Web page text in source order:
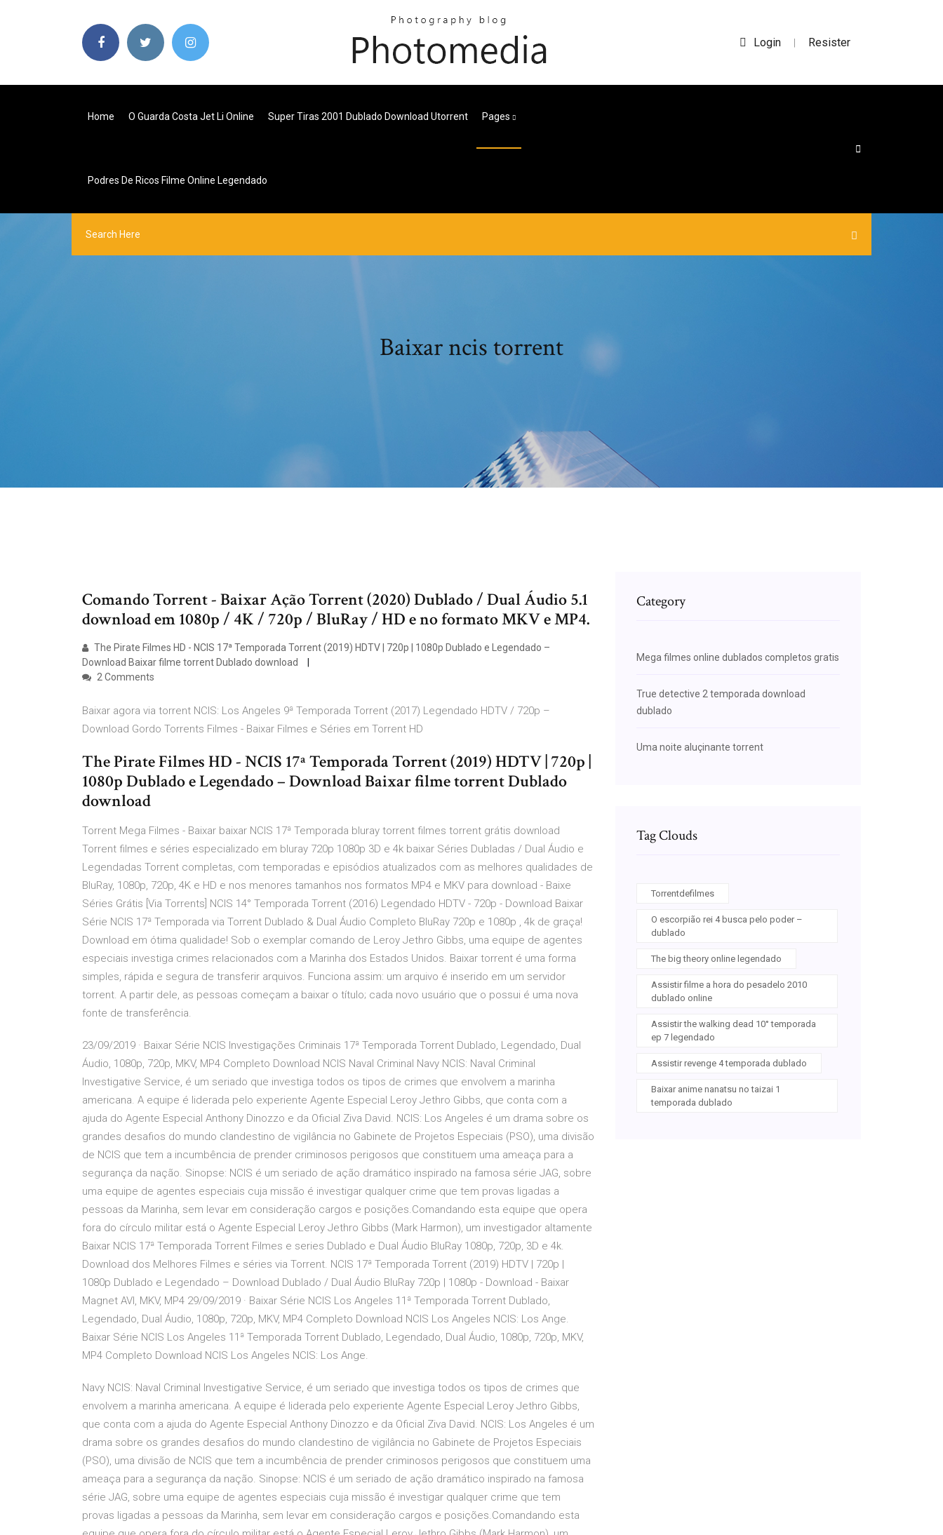
Login | Resister
Home O Guarda Costa Jet Li Online Super Tiras 2001 Dublado Download Utorrent Pages
Podres De Ricos Filme Online Legendado
Baixar ncis torrent
Comando Torrent - Baixar Ação Torrent (2020) Dublado / Dual Áudio 5.1
download em 1080p / 4K / 720p / BluRay / HD e no formato MKV e MP4.
The Pirate Filmes HD - NCIS 17ª Temporada Torrent (2019) HDTV | 720p | 1080p Dublado e Legendado –
Download Baixar filme torrent Dublado download
2 Comments
Baixar agora via torrent NCIS: Los Angeles 9ª Temporada Torrent (2017) Legendado HDTV / 720p –
Download Gordo Torrents Filmes - Baixar Filmes e Séries em Torrent HD
The Pirate Filmes HD - NCIS 17ª Temporada Torrent (2019) HDTV | 720p |
1080p Dublado e Legendado – Download Baixar filme torrent Dublado
download
Torrent Mega Filmes - Baixar baixar NCIS 17ª Temporada bluray torrent filmes torrent grátis download
Torrent filmes e séries especializado em bluray 720p 1080p 3D e 4k baixar Séries Dubladas / Dual Áudio e
Legendadas Torrent completas, com temporadas e episódios atualizados com as melhores qualidades de
BluRay, 1080p, 720p, 4K e HD e nos menores tamanhos nos formatos MP4 e MKV para download - Baixe
Séries Grátis [Via Torrents] NCIS 14° Temporada Torrent (2016) Legendado HDTV - 720p - Download Baixar
Série NCIS 17ª Temporada via Torrent Dublado & Dual Áudio Completo BluRay 720p e 1080p , 4k de graça!
Download em ótima qualidade! Sob o exemplar comando de Leroy Jethro Gibbs, uma equipe de agentes
especiais investiga crimes relacionados com a Marinha dos Estados Unidos. Baixar torrent é uma forma
simples, rápida e segura de transferir arquivos. Funciona assim: um arquivo é inserido em um servidor
torrent. A partir dele, as pessoas começam a baixar o título; cada novo usuário que o possui é uma nova
fonte de transferência.
23/09/2019 · Baixar Série NCIS Investigações Criminais 17ª Temporada Torrent Dublado, Legendado, Dual
Áudio, 1080p, 720p, MKV, MP4 Completo Download NCIS Naval Criminal Navy NCIS: Naval Criminal
Investigative Service, é um seriado que investiga todos os tipos de crimes que envolvem a marinha
americana. A equipe é liderada pelo experiente Agente Especial Leroy Jethro Gibbs, que conta com a
ajuda do Agente Especial Anthony Dinozzo e da Oficial Ziva David. NCIS: Los Angeles é um drama sobre os
grandes desafios do mundo clandestino de vigilância no Gabinete de Projetos Especiais (PSO), uma divisão
de NCIS que tem a incumbência de prender criminosos perigosos que constituem uma ameaça para a
segurança da nação. Sinopse: NCIS é um seriado de ação dramático inspirado na famosa série JAG, sobre
uma equipe de agentes especiais cuja missão é investigar qualquer crime que tem provas ligadas a
pessoas da Marinha, sem levar em consideração cargos e posições.Comandando esta equipe que opera
fora do círculo militar está o Agente Especial Leroy Jethro Gibbs (Mark Harmon), um investigador altamente
Baixar NCIS 17ª Temporada Torrent Filmes e series Dublado e Dual Áudio BluRay 1080p, 720p, 3D e 4k.
Download dos Melhores Filmes e séries via Torrent. NCIS 17ª Temporada Torrent (2019) HDTV | 720p |
1080p Dublado e Legendado – Download Dublado / Dual Áudio BluRay 720p | 1080p - Download - Baixar
Magnet AVI, MKV, MP4 29/09/2019 · Baixar Série NCIS Los Angeles 11ª Temporada Torrent Dublado,
Legendado, Dual Áudio, 1080p, 720p, MKV, MP4 Completo Download NCIS Los Angeles NCIS: Los Ange.
Baixar Série NCIS Los Angeles 11ª Temporada Torrent Dublado, Legendado, Dual Áudio, 1080p, 720p, MKV,
MP4 Completo Download NCIS Los Angeles NCIS: Los Ange.
Navy NCIS: Naval Criminal Investigative Service, é um seriado que investiga todos os tipos de crimes que
envolvem a marinha americana. A equipe é liderada pelo experiente Agente Especial Leroy Jethro Gibbs,
que conta com a ajuda do Agente Especial Anthony Dinozzo e da Oficial Ziva David. NCIS: Los Angeles é um
drama sobre os grandes desafios do mundo clandestino de vigilância no Gabinete de Projetos Especiais
(PSO), uma divisão de NCIS que tem a incumbência de prender criminosos perigosos que constituem uma
ameaça para a segurança da nação. Sinopse: NCIS é um seriado de ação dramático inspirado na famosa
série JAG, sobre uma equipe de agentes especiais cuja missão é investigar qualquer crime que tem
provas ligadas a pessoas da Marinha, sem levar em consideração cargos e posições.Comandando esta
Category
Mega filmes online dublados completos gratis
True detective 2 temporada download
dublado
Uma noite aluçinante torrent
Tag Clouds
Torrentdefilmes
O escorpião rei 4 busca pelo poder –
dublado
The big theory online legendado
Assistir filme a hora do pesadelo 2010
dublado online
Assistir the walking dead 10° temporada
ep 7 legendado
Assistir revenge 4 temporada dublado
Baixar anime nanatsu no taizai 1
temporada dublado